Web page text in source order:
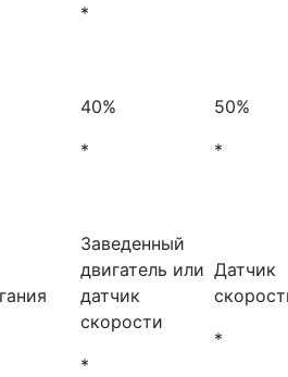
*
40%
*
50%
*
Заведенный
двигатель или
датчик
скорости
*
Датчик
*